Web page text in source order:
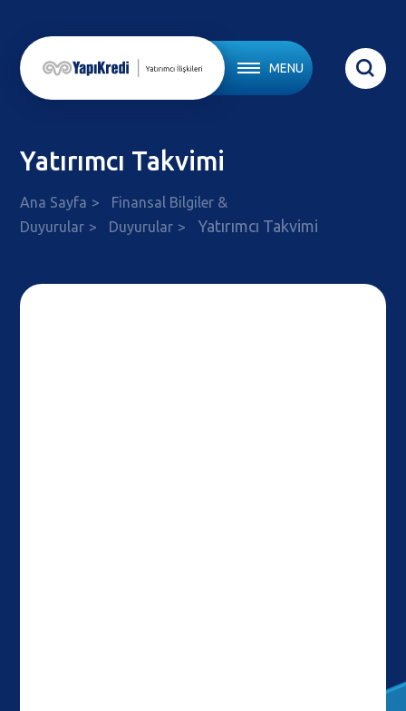
MENU
Yatırımcı Takvimi
Ana Sayfa
Finansal Bilgiler &
Duyurular
Duyurular Yatırımcı Takvimi